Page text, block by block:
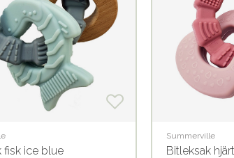
fisk ice blue
Summerville
Bitleksak